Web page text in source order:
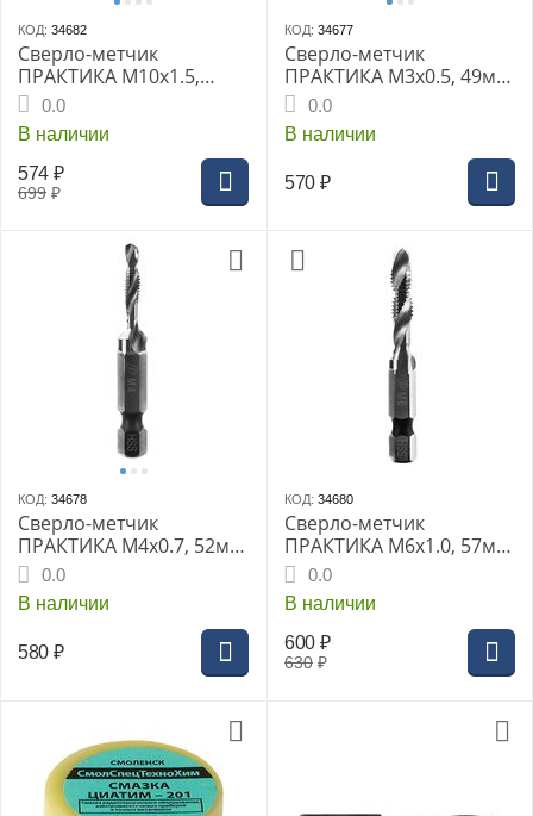
КОД: 34682
Сверло-метчик
ПРАКТИКА М10х1.5,
72мм хвост.HEX 1/4"
(775-013) Эксперт
0.0
В наличии
699 ₽
574 ₽
КОД: 34677
Сверло-метчик
ПРАКТИКА М3х0.5, 49мм
хвост.HEX 1/4" (774-962)
Эксперт
0.0
В наличии
570 ₽
КОД: 34678
Сверло-метчик
ПРАКТИКА М4х0.7, 52мм
хвост.HEX 1/4" (774-979)
Эксперт
0.0
В наличии
580 ₽
КОД: 34680
Сверло-метчик
ПРАКТИКА М6х1.0, 57мм
хвост.HEX 1/4" (774-993)
Эксперт
0.0
В наличии
630 ₽
600 ₽